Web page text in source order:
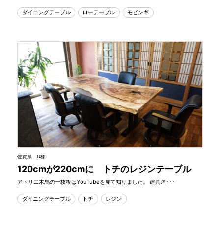
ダイニングテーブル ローテーブル モビンギ
佐賀県 U様
120cmが220cmに トチのレジンテーブル
アトリエ木馬の一枚板はYouTubeを見て知りました。 建具屋･･･
ダイニングテーブル トチ レジン